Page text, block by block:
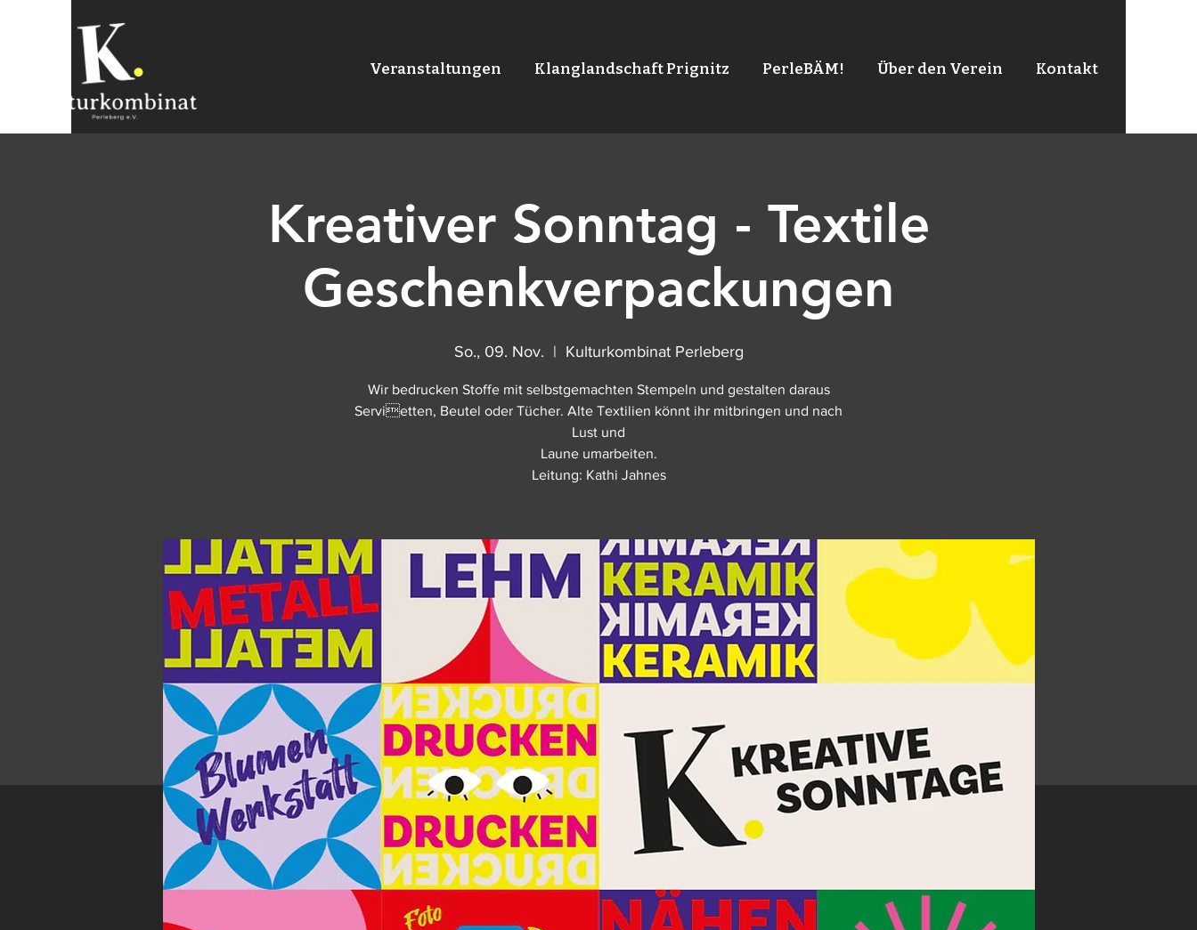
Veranstaltungen Klanglandschaft Prignitz PerleBÄM! Über den Verein Kontakt
Kreativer Sonntag - Textile
Geschenkverpackungen
So., 09. Nov.
  |
Kulturkombinat Perleberg
Wir bedrucken Stoffe mit selbstgemachten Stempeln und gestalten daraus
Servietten, Beutel oder Tücher. Alte Textilien könnt ihr mitbringen und nach
Lust und
Laune umarbeiten.
Leitung: Kathi Jahnes